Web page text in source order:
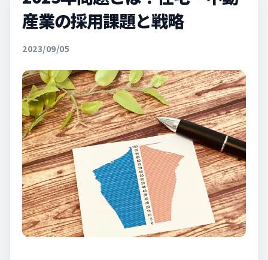
産業の採用課題と戦略
2023/09/05